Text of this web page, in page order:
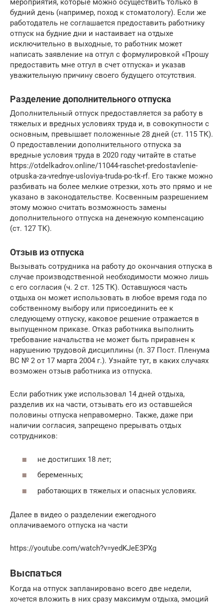
мероприятия, которые можно осуществить только в
будний день (например, поход к стоматологу). Если же
работодатель не соглашается предоставить работнику
отпуск на будние дни и настаивает на отдыхе
исключительно в выходные, то работник может
написать заявление на отгул с формулировкой «Прошу
предоставить мне отгул в счет отпуска» и указав
уважительную причину своего будущего отсутствия.
Разделение дополнительного отпуска
Дополнительный отпуск предоставляется за работу в
тяжелых и вредных условиях труда и, в совокупности с
основным, превышает положенные 28 дней (ст. 115 ТК).
О предоставлении дополнительного отпуска за
вредные условия труда в 2020 году читайте в статье
https://otdelkadrov.online/11044-raschet-predostavlenie-
otpuska-za-vrednye-usloviya-truda-po-tk-rf. Его также можно
разбивать на более мелкие отрезки, хоть это прямо и не
указано в законодательстве. Косвенным разрешением
этому можно считать возможность замены
дополнительного отпуска на денежную компенсацию
(ст. 127 ТК).
Отзыв из отпуска
Вызывать сотрудника на работу до окончания отпуска в
случае производственной необходимости можно лишь
с его согласия (ч. 2 ст. 125 ТК). Оставшуюся часть
отдыха он может использовать в любое время года по
собственному выбору или присоединить ее к
следующему отпуску, каковое решение отражается в
выпущенном приказе. Отказ работника выполнить
требование начальства не может быть приравнен к
нарушению трудовой дисциплины (п. 37 Пост. Пленума
ВС № 2 от 17 марта 2004 г.). Узнайте тут, в каких случаях
возможен отзыв работника из отпуска.
Если работник уже использовал 14 дней отдыха,
разделив их на части, отзывать его из оставшейся
половины отпуска неправомерно. Также, даже при
наличии согласия, запрещено прерывать отдых
сотрудников:
не достигших 18 лет;
беременных;
работающих в тяжелых и опасных условиях.
Далее в видео о разделении ежегодного
оплачиваемого отпуска на части
https://youtube.com/watch?v=yedKJeE3PXg
Выспаться
Когда на отпуск запланировано всего две недели,
хочется вложить в них сразу максимум отдыха, эмоций